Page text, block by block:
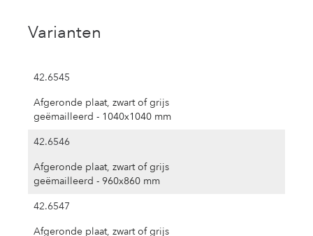
Varianten
42.6545
Afgeronde plaat, zwart of grijs
geëmailleerd - 1040x1040 mm
42.6546
Afgeronde plaat, zwart of grijs
geëmailleerd - 960x860 mm
42.6547
Afgeronde plaat, zwart of grijs